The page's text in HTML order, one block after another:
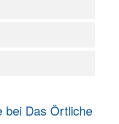
bei Das Örtliche